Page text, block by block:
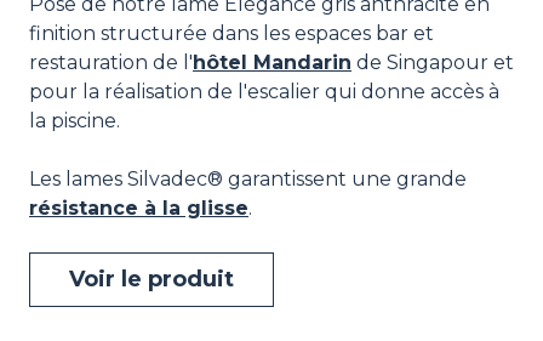
finition structurée dans les espaces bar et
restauration de l'hôtel Mandarin de Singapour et
pour la réalisation de l'escalier qui donne accès à
la piscine.
Les lames Silvadec® garantissent une grande
résistance à la glisse.
Voir le produit